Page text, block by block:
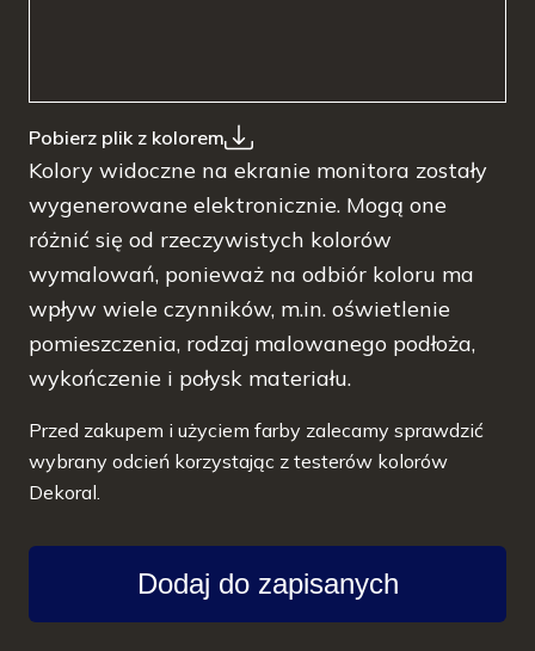
Pobierz plik z kolorem
Kolory widoczne na ekranie monitora zostały
wygenerowane elektronicznie. Mogą one
różnić się od rzeczywistych kolorów
wymalowań, ponieważ na odbiór koloru ma
wpływ wiele czynników, m.in. oświetlenie
pomieszczenia, rodzaj malowanego podłoża,
wykończenie i połysk materiału.
Przed zakupem i użyciem farby zalecamy sprawdzić
wybrany odcień korzystając z testerów kolorów
Dekoral.
Dodaj do zapisanych